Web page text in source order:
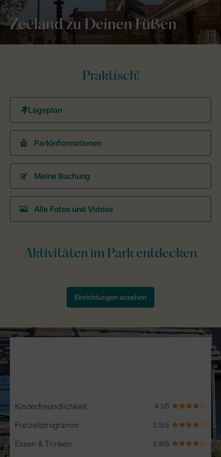
Zeeland zu Deinen Füßen
Praktisch!
Parkinformationen
Meine Buchung
Alle Fotos und Videos
Service Rating from our guests
Kinderfreundlichkeit
Freizeitprogramm
Essen & Trinken